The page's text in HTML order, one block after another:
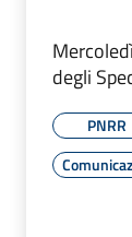
degli
PNRR